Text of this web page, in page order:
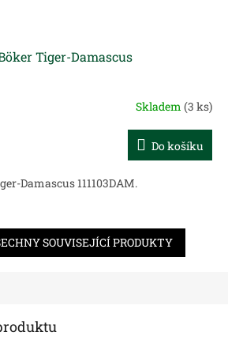
Tiger-Damascus
Skladem (3 ks)
Do košíku
Damascus 111103DAM.
SOUVISEJÍCÍ PRODUKTY